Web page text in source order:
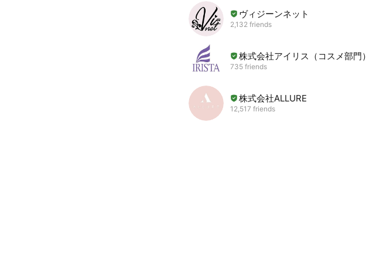
ヴィジーンネット
2,132 friends
株式会社アイリス（コスメ部門）
735 friends
株式会社ALLURE
12,517 friends